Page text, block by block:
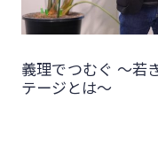
義理でつむぐ 〜若
テージとは〜